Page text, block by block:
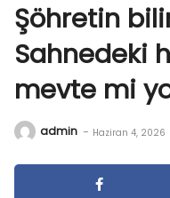
Şöhretin
Sahnedeki
mevte mi
admin - Haziran 4, 2026